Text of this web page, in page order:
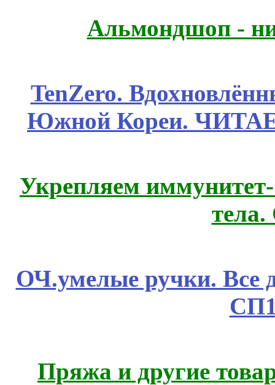
Альмондшоп -
TenZero.
Южной Кореи.
Укрепляем
ОЧ.умелые ручки. Все
Пряжа и другие